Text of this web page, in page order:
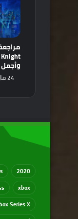
24 مايو، 2026
2020
xbox
Series X